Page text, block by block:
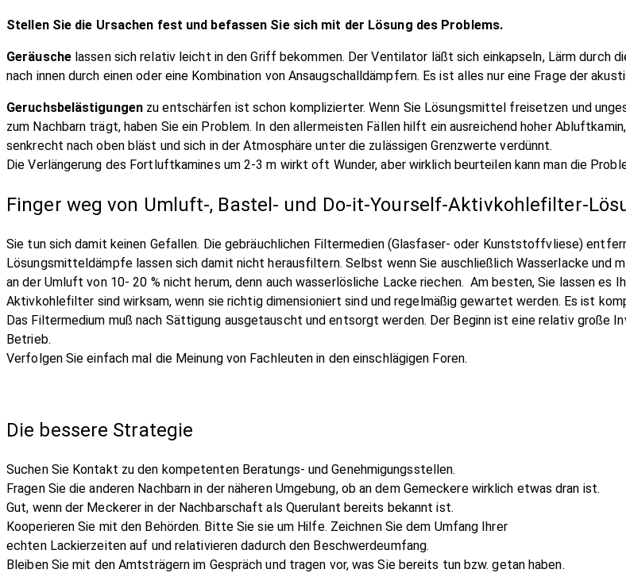
Stellen Sie die Ursachen fest und befassen Sie sich mit der Lösung des Problems.
Geräuschelassen sich relativ leicht in den Griff bekommen. Der Ventilator läßt sich einkapseln, Lärm durch
nach innen durch einen oder eine Kombination von Ansaugschalldämpfern. Es ist alles nur eine Frage der
Geruchsbelästigungen zu entschärfen ist schon komplizierter. Wenn Sie Lösungsmittel freisetzen und
zum Nachbarn trägt, haben Sie ein Problem. In den allermeisten Fällen hilft ein ausreichend hoher
senkrecht nach oben bläst und sich in der Atmosphäre unter die zulässigen Grenzwerte verdünnt.
Die Verlängerung des Fortluftkamines um 2-3 m wirkt oft Wunder, aber wirklich beurteilen kann man die
Finger weg von Umluft-, Bastel- und Do-it-Yourself-Aktivkohlefilter-
Sie tun sich damit keinen Gefallen. Die gebräuchlichen Filtermedien (Glasfaser- oder Kunststoffvliese)
Lösungsmitteldämpfe lassen sich damit nicht herausfiltern. Selbst wenn Sie auschließlich Wasserlacke
an der Umluft von 10- 20 % nicht herum, denn auch wasserlösliche Lacke riechen. Am besten, Sie lassen es
Aktivkohlefilter sind wirksam, wenn sie richtig dimensioniert sind und regelmäßig gewartet werden. Es ist
Das Filtermedium muß nach Sättigung ausgetauscht und entsorgt werden. Der Beginn ist eine relativ große
Betrieb.
Verfolgen Sie einfach mal die Meinung von Fachleuten in den einschlägigen Foren.
Die bessere Strategie
Suchen Sie Kontakt zu den kompetenten Beratungs- und Genehmigungsstellen.
Fragen Sie die anderen Nachbarn in der näheren Umgebung, ob an dem Gemeckere wirklich etwas dran ist.
Gut, wenn der Meckerer in der Nachbarschaft als Querulant bereits bekannt ist.
Kooperieren Sie mit den Behörden. Bitte Sie sie um Hilfe. Zeichnen Sie dem Umfang Ihrer
echten Lackierzeiten auf und relativieren dadurch den Beschwerdeumfang.
Bleiben Sie mit den Amtsträgern im Gespräch und tragen vor, was Sie bereits tun bzw. getan haben.